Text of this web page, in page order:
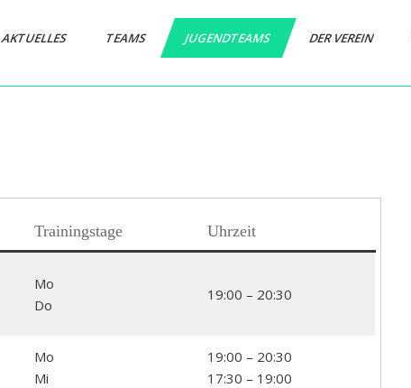
AKTUELLES TEAMS JUGENDTEAMS DER VEREIN
Trainingstage Uhrzeit
Mo
Do
19:00 – 20:30
Mo
Mi
19:00 – 20:30
17:30 – 19:00